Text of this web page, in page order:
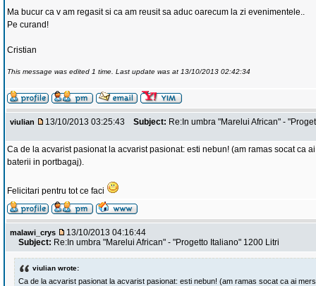
Ma bucur ca v am regasit si ca am reusit sa aduc oarecum la zi evenimentele..
Pe curand!
Cristian
This message was edited 1 time. Last update was at 13/10/2013 02:42:34
viulian 13/10/2013 03:25:43 Subject: Re:In umbra "Marelui African" -
Ca de la acvarist pasionat la acvarist pasionat: esti nebun! (am ramas socat ca
baterii in portbagaj).
Felicitari pentru tot ce faci
malawi_crys
13/10/2013 04:16:44
Subject: Re:In umbra "Marelui African" - "Progetto Italiano" 1200 Litri
viulian wrote:
Ca de la acvarist pasionat la acvarist pasionat: esti nebun! (am ramas socat ca ai